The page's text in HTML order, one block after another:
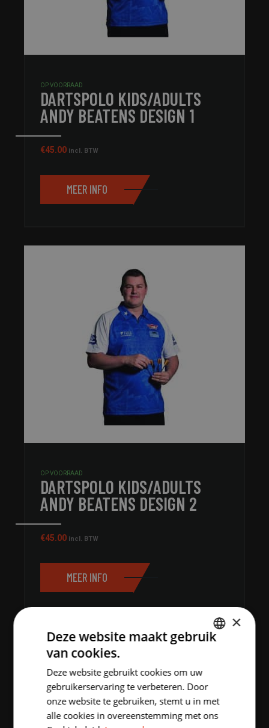
OP VOORRAAD
DARTSPOLO KIDS/ADULTS
ANDY BEATENS DESIGN 1
€45.00 incl. BTW
MEER INFO
OP VOORRAAD
DARTSPOLO KIDS/ADULTS
ANDY BEATENS DESIGN 2
€45.00 incl. BTW
MEER INFO
×
Deze website maakt gebruik
van cookies.
Deze website gebruikt cookies om uw
gebruikerservaring te verbeteren. Door
onze website te gebruiken, stemt u in met
alle cookies in overeenstemming met ons